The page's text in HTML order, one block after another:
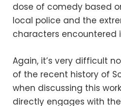
dose of comedy based
local police and the
characters encountered
Again, it’s very difficult
of the recent history of
when discussing this
directly engages with